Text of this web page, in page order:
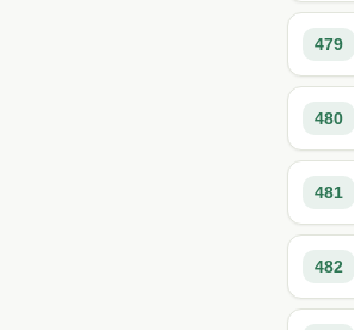
479
480
481
482